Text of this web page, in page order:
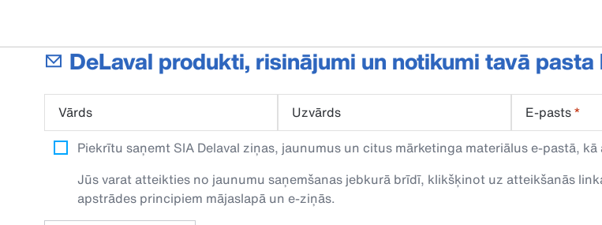
DeLaval produkti, risinājumi un notikumi tavā pasta
Vārds Uzvārds E-pasts*
Piekrītu saņemt SIA Delaval ziņas, jaunumus un citus mārketinga materiālus e-pastā,
Jūs varat atteikties no jaunumu saņemšanas jebkurā brīdī, klikšķinot uz atteikšanās
apstrādes principiem mājaslapā un e-ziņās.